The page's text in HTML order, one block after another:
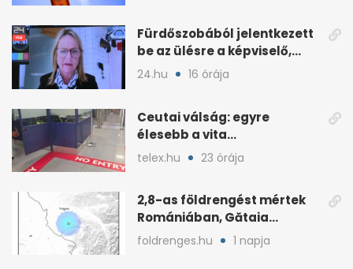
Fürdőszobából jelentkezett
be az ülésre a képviselő,
árny tűnt fel mögötte
24.hu 16 órája
Ceutai válság: egyre
élesebb a vita
Spanyolország és
Olaszország között
telex.hu 23 órája
2,8-as földrengést mértek
Romániában, Gătaia
közelében
foldrenges.hu 1 napja